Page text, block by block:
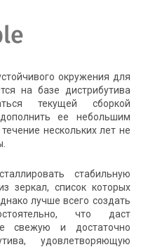
окружения для
на базе дистрибутива
текущей сборкой
ее небольшим
нескольких лет не
стабильную
зеркал, список которых
лучше всего создать
что даст
свежую и достаточно
удовлетворяющую